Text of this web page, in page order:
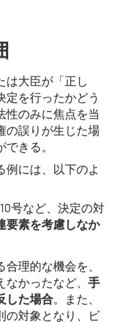
は大臣が「正し
定を行ったかどう
性のみに焦点を当
の誤りが生じた場
きる。
例には、以下のよ
号など、決定の対
要素を考慮しなか
理的な機会を、
かったなど、 手
した場合 。また、
の対象となり、ビ